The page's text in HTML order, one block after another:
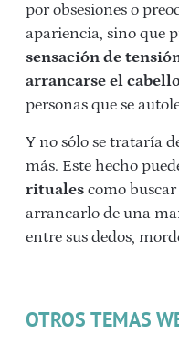
por obsesiones o
apariencia, sino que
sensación de
arrancarse el
personas que se
Y no sólo se trataría
más. Este hecho
rituales como
arrancarlo de una
entre sus dedos,
OTROS TEMAS